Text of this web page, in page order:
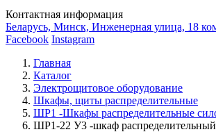
Контактная информация
Беларусь, Минск, Инженерная улица, 18
Facebook Instagram
Главная
Каталог
Электрощитовое оборудование
Шкафы, щиты распределительные
ШР1 -Шкафы распределительные
ШР1-22 У3 -шкаф